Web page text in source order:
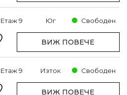
Етаж 9 Юг Свободен
ВИЖ ПОВЕЧЕ
Етаж 9 Изток Свободен
ВИЖ ПОВЕЧЕ